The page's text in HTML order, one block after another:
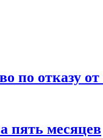
по отказу
пять месяцев